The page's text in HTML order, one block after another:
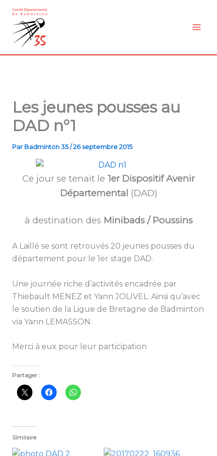
contenu
Les jeunes pousses au
DAD n°1
Par Badminton 35/26 septembre 2015
Ce jour se tenait le 1er Dispositif Avenir
Départemental (DAD)
à destination des Minibads / Poussins
A Laillé se sont retrouvés 20 jeunes pousses du
département pour le 1er stage DAD.
Une journée riche d’activités encadrée par
Thiebault MENEZ et Yann JOLIVEL. Ainsi qu’avec
le soutien de la Ligue de Bretagne de Badminton
via Yann LEMASSON.
Merci à eux pour leur participation
Partager :
Similaire